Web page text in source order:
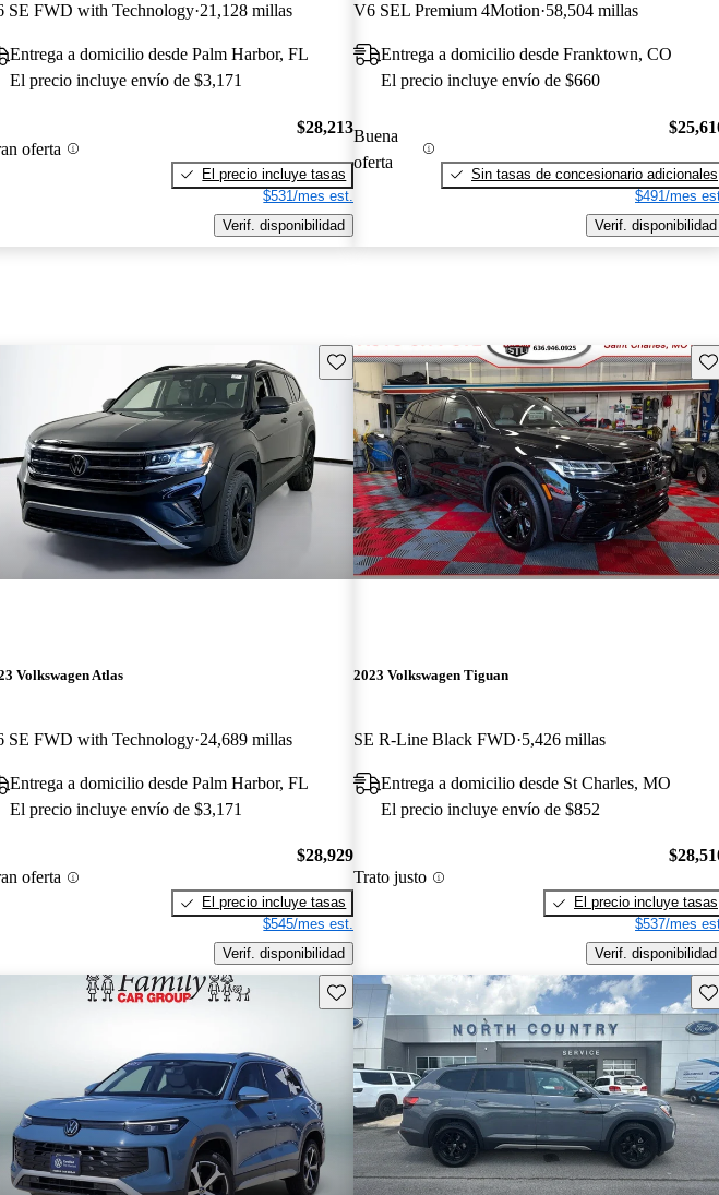
SE FWD with Technology 21,128 millas
Entrega a domicilio desde Palm Harbor, FL
El precio incluye envío de $3,171
oferta
$28,213
El precio incluye tasas
$531/mes est.
Verif. disponibilidad
V6 SEL Premium 4Motion 58,504 millas
Entrega a domicilio desde Franktown, CO
El precio incluye envío de $660
Buena
oferta
Sin tasas de concesionario adicionales
$491/mes
Verif. disponibilidad
este Aviso Guarda este Aviso
Volkswagen Atlas
SE FWD with Technology 24,689 millas
Entrega a domicilio desde Palm Harbor, FL
El precio incluye envío de $3,171
oferta
$28,929
El precio incluye tasas
$545/mes est.
Verif. disponibilidad
2023 Volkswagen Tiguan
SE R-Line Black FWD 5,426 millas
Entrega a domicilio desde St Charles, MO
El precio incluye envío de $852
Trato justo
El precio incluye tasas
$537/mes
Verif. disponibilidad
este Aviso Guarda este Aviso